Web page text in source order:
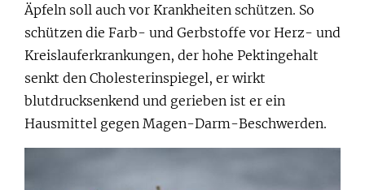
Äpfeln soll auch vor Krankheiten schützen. So
schützen die Farb- und Gerbstoffe vor Herz- und
Kreislauferkrankungen, der hohe Pektingehalt
senkt den Cholesterinspiegel, er wirkt
blutdrucksenkend und gerieben ist er ein
Hausmittel gegen Magen-Darm-Beschwerden.